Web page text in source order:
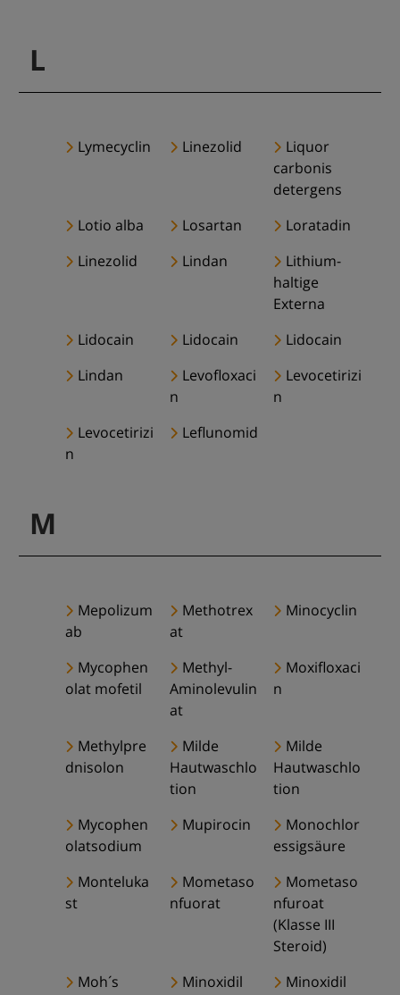
L
Lymecyclin Linezolid
Liquor
carbonis
detergens
Lotio alba
Losartan
Loratadin
Linezolid
Lindan
Lithium-
haltige
Externa
Lidocain
Lidocain
Lidocain
Lindan
Levofloxaci
n
Levocetirizi
n
Levocetirizi
n
Leflunomid
M
Mepolizum
ab
Methotrex
at
Minocyclin
Mycophen
olat mofetil
Methyl-
Aminolevulin
at
Moxifloxaci
n
Methylpre
dnisolon
Milde
Hautwaschlo
tion
Milde
Hautwaschlo
tion
Mycophen
olatsodium
Mupirocin
Monochlor
essigsäure
Monteluka
st
Mometaso
nfuorat
Mometaso
nfuroat
(Klasse III
Steroid)
Moh´s
Minoxidil Minoxidil